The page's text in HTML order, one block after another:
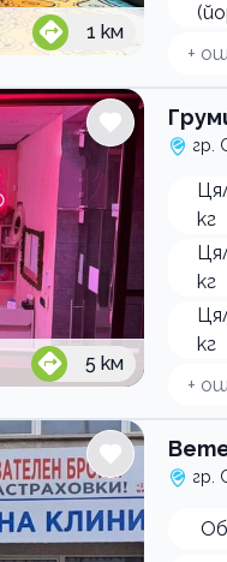
1 км
+
5 км
гр.
кг
кг
кг
+
гр.